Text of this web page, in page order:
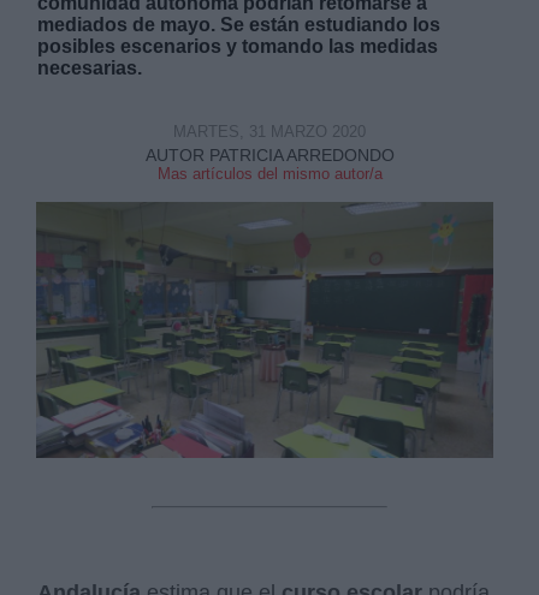
mediados de mayo. Se están estudiando los
posibles escenarios y tomando las medidas
necesarias.
AUTOR PATRICIA ARREDONDO
Mas artículos del mismo autor/a
MARTES, 31 MARZO 2020